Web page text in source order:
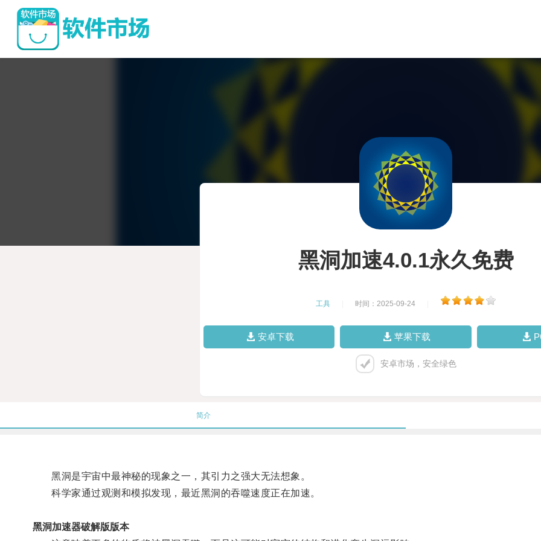
黑洞加速4.0.1永久免费
工具 时间：2025-09-24
安卓下载 苹果下载
安卓市场，安全绿色
简介
黑洞是宇宙中最神秘的现象之一，其引力之强大无法想象。
科学家通过观测和模拟发现，最近黑洞的吞噬速度正在加速。
黑洞加速器破解版版本